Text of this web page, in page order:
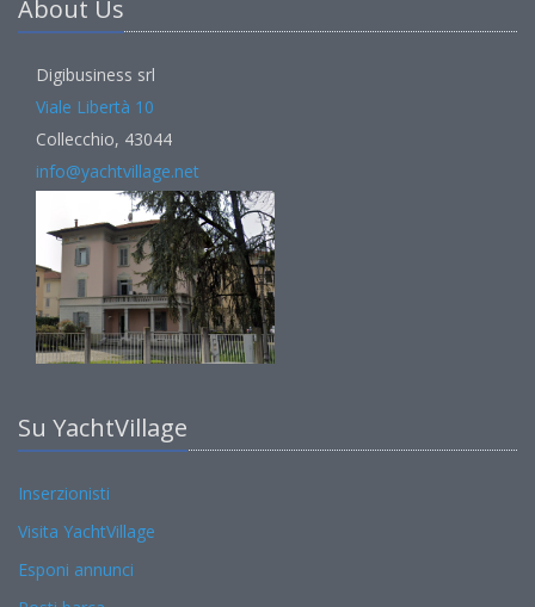
About Us
Digibusiness srl
Viale Libertà 10
Collecchio, 43044
info@yachtvillage.net
Su YachtVillage
Inserzionisti
Visita YachtVillage
Esponi annunci